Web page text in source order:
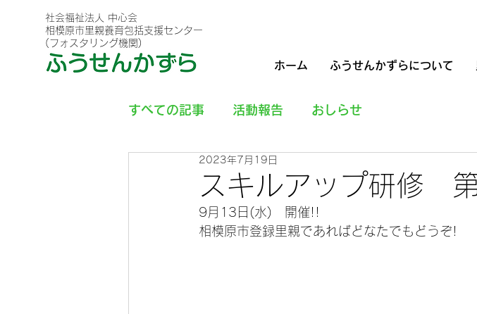
社会福祉法人 中心会
相模原市里親養育包括支援センター
(フォスタリング機関)
ホーム ふうせんかずらについて
すべての記事 活動報告 おしらせ
スキルアップ研修
2023年7月19日
9月13日(水)　開催!!
相模原市登録里親であればどなたでもどうぞ!